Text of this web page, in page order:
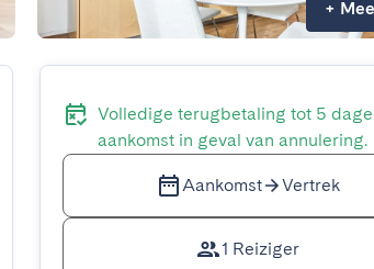
+
Volledige terugbetaling tot 5
aankomst in geval van annulering.
Aankomst Vertrek
1 Reiziger